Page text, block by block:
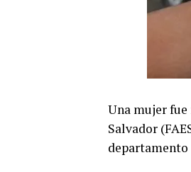
Una mujer
Salvador
departamento